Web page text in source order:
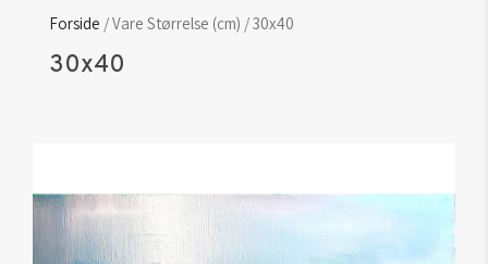
Forside / Vare Størrelse (cm) / 30x40
30x40